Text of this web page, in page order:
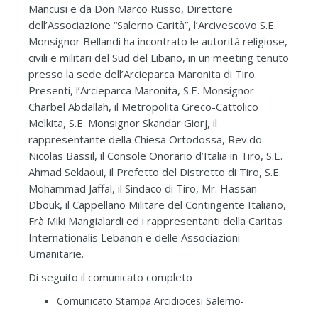
Mancusi e da Don Marco Russo, Direttore
dell’Associazione “Salerno Carità”, l’Arcivescovo S.E.
Monsignor Bellandi ha incontrato le autorità religiose,
civili e militari del Sud del Libano, in un meeting tenuto
presso la sede dell’Arcieparca Maronita di Tiro.
Presenti, l’Arcieparca Maronita, S.E. Monsignor
Charbel Abdallah, il Metropolita Greco-Cattolico
Melkita, S.E. Monsignor Skandar Giorj, il
rappresentante della Chiesa Ortodossa, Rev.do
Nicolas Bassil, il Console Onorario d’Italia in Tiro, S.E.
Ahmad Seklaoui, il Prefetto del Distretto di Tiro, S.E.
Mohammad Jaffal, il Sindaco di Tiro, Mr. Hassan
Dbouk, il Cappellano Militare del Contingente Italiano,
Frà Miki Mangialardi ed i rappresentanti della Caritas
Internationalis Lebanon e delle Associazioni
Umanitarie.
Di seguito il comunicato completo
Comunicato Stampa Arcidiocesi Salerno-